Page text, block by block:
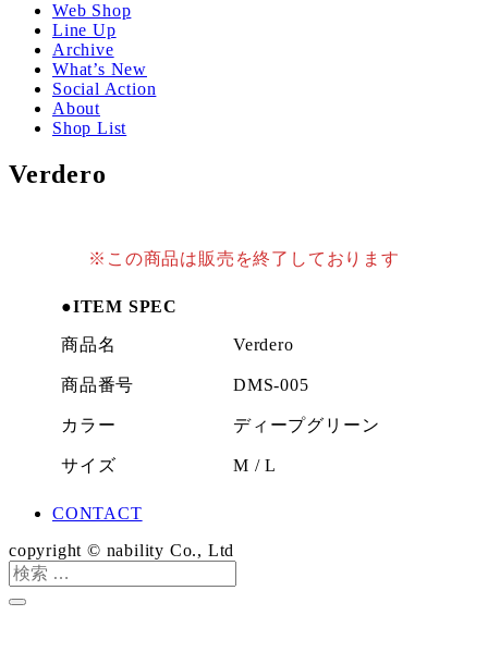
Web Shop
Line Up
Archive
What’s New
Social Action
About
Shop List
Verdero
※この商品は販売を終了しております
●ITEM SPEC
商品名 Verdero
商品番号 DMS-005
カラー ディープグリーン
サイズ M / L
CONTACT
copyright © nability Co., Ltd
検
索